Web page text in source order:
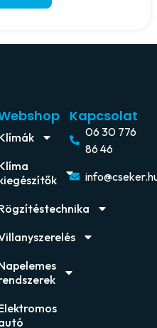
Kapcsolat
06 30 776
86 46